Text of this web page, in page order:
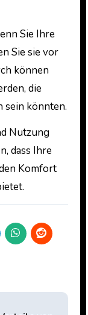
Sie Ihre
Sie sie vor
können
die
sein könnten.
Nutzung
dass Ihre
Komfort